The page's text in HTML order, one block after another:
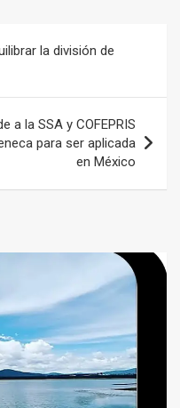
la división de
a la SSA y COFEPRIS
para ser aplicada
en México